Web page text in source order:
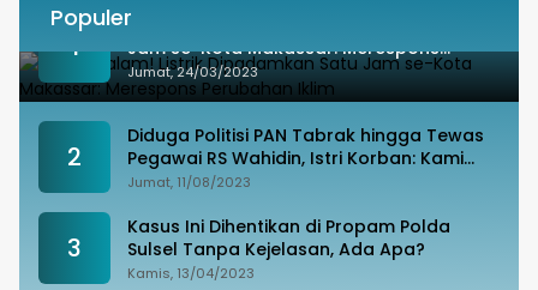
Populer
1
Besok Malam! Listrik Dipadamkan Satu
Jam se-Kota Makassar: Merespons
Perubahan Iklim
Jumat, 24/03/2023
2
Diduga Politisi PAN Tabrak hingga Tewas
Pegawai RS Wahidin, Istri Korban: Kami
Tak Terima
Jumat, 11/08/2023
3
Kasus Ini Dihentikan di Propam Polda
Sulsel Tanpa Kejelasan, Ada Apa?
Kamis, 13/04/2023